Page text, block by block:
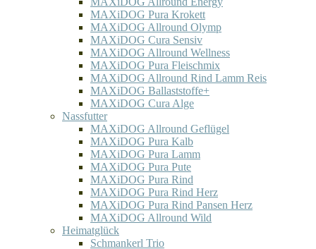
MAXiDOG Pura Krokett
MAXiDOG Allround Olymp
MAXiDOG Cura Sensiv
MAXiDOG Allround Wellness
MAXiDOG Pura Fleischmix
MAXiDOG Allround Rind Lamm Reis
MAXiDOG Ballaststoffe+
MAXiDOG Cura Alge
Nassfutter
MAXiDOG Allround Geflügel
MAXiDOG Pura Kalb
MAXiDOG Pura Lamm
MAXiDOG Pura Pute
MAXiDOG Pura Rind
MAXiDOG Pura Rind Herz
MAXiDOG Pura Rind Pansen Herz
MAXiDOG Allround Wild
Heimatglück
Schmankerl Trio